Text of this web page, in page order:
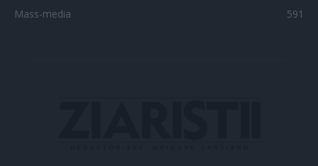
Mass-media
591